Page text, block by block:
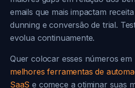
emails que mais impactam
dunning e conversão de trial.
evolua continuamente.
Quer colocar esses números
melhores ferramentas de
SaaS e comece a otiminar suas